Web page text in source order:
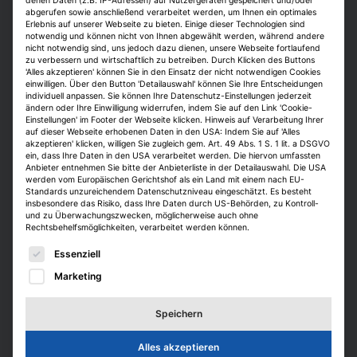
Hochschulen vermittelt werden, aber auch
von Lehrmeistern der Handwerkskammer
aus verschiedenen Gewerken wie
Zimmerern, Schreinern, Maurern, Malern und
Kirchenmalern. „Unser Plan ist es, mit dem
Studiengang für unterschiedliche Felder und
Berufe zu qualifizieren. Auf der einen Seite
wollen wir dem Fachkräftemangel im
Handwerk entgegenwirken, doch auch auf
spätere Betriebsübernahmen, für
planerische Tätigkeiten und als Vermittler
zwischen Handwerkern und Planenden
sollen unsere Studierenden ausgebildet
werden. Nicht zuletzt kann man auf einen
Bachelor immer noch ein Masterstudium
draufsetzen und auf die Gesellenausbildung
die Meisterprüfung“, so Buchmüller.
Zudem soll der Studiengang Abiturienten
abgerufen sowie anschließend verarbeitet werden, um Ihnen ein optimales
Erlebnis auf unserer Webseite zu bieten. Einige dieser Technologien sind
notwendig und können nicht von Ihnen abgewählt werden, während andere
nicht notwendig sind, uns jedoch dazu dienen, unsere Webseite fortlaufend
zu verbessern und wirtschaftlich zu betreiben. Durch Klicken des Buttons
'Alles akzeptieren' können Sie in den Einsatz der nicht notwendigen Cookies
einwilligen. Über den Button 'Detailauswahl' können Sie Ihre Entscheidungen
individuell anpassen. Sie können Ihre Datenschutz-Einstellungen jederzeit
ändern oder Ihre Einwilligung widerrufen, indem Sie auf den Link 'Cookie-
Einstellungen' im Footer der Webseite klicken. Hinweis auf Verarbeitung Ihrer
auf dieser Webseite erhobenen Daten in den USA: Indem Sie auf 'Alles
akzeptieren' klicken, willigen Sie zugleich gem. Art. 49 Abs. 1 S. 1 lit. a DSGVO
ein, dass Ihre Daten in den USA verarbeitet werden. Die hiervon umfassten
Anbieter entnehmen Sie bitte der Anbieterliste in der Detailauswahl. Die USA
werden vom Europäischen Gerichtshof als ein Land mit einem nach EU-
Standards unzureichendem Datenschutzniveau eingeschätzt. Es besteht
insbesondere das Risiko, dass Ihre Daten durch US-Behörden, zu Kontroll-
und zu Überwachungszwecken, möglicherweise auch ohne
Rechtsbehelfsmöglichkeiten, verarbeitet werden können.
Es folgt eine Liste der Service-Gruppen, für die eine
Essenziell
Marketing
Speichern
Alles akzeptieren